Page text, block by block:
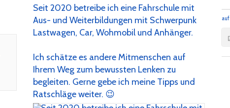
Seit 2020 betreibe ich eine Fahrschule mit
Aus- und Weiterbildungen mit Schwerpunk
Lastwagen, Car, Wohmobil und Anhänger.
Ich schätze es andere Mitmenschen auf
Ihrem Weg zum bewussten Lenken zu
begleiten. Gerne gebe ich meine Tipps und
Ratschläge weiter. 😉